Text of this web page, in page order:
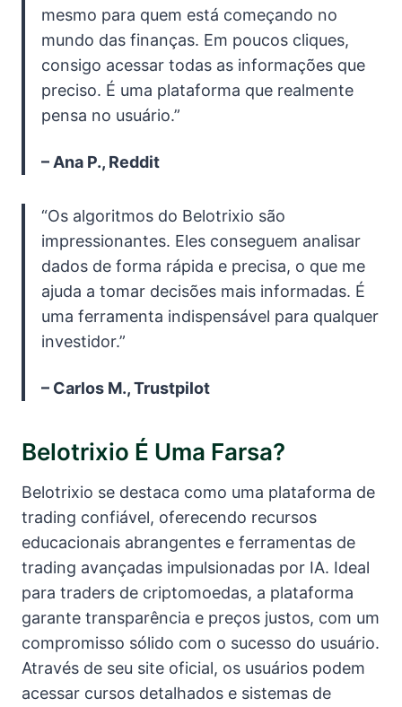
mesmo para quem está começando no
mundo das finanças. Em poucos cliques,
consigo acessar todas as informações que
preciso. É uma plataforma que realmente
pensa no usuário.”
– Ana P., Reddit
“Os algoritmos do Belotrixio são
impressionantes. Eles conseguem analisar
dados de forma rápida e precisa, o que me
ajuda a tomar decisões mais informadas. É
uma ferramenta indispensável para qualquer
investidor.”
– Carlos M., Trustpilot
Belotrixio É Uma Farsa?
Belotrixio se destaca como uma plataforma de
trading confiável, oferecendo recursos
educacionais abrangentes e ferramentas de
trading avançadas impulsionadas por IA. Ideal
para traders de criptomoedas, a plataforma
garante transparência e preços justos, com um
compromisso sólido com o sucesso do usuário.
Através de seu site oficial, os usuários podem
acessar cursos detalhados e sistemas de